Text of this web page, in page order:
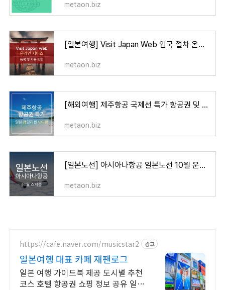
metaon.biz
[일본여행] Visit Japan Web 입국 절차 온라인서비스 등록 및 사용 방법
metaon.biz
[해외여행] 제주항공 국제선 특가 항공권 및 할인 코드(10월)
metaon.biz
[일본노선] 아시아나항공 일본노선 10월 운항스케줄
metaon.biz
https://cafe.naver.com/musicstar2 광고
일본여행 대표 카페 재팬로그
일본 여행 가이드북 제공 도시별 추천
코스 호텔 항공권 쇼핑 정보 공유 일본